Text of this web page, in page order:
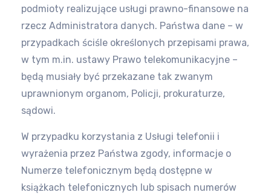
podmioty realizujące usługi prawno-finansowe na
rzecz Administratora danych. Państwa dane – w
przypadkach ściśle określonych przepisami prawa,
w tym m.in. ustawy Prawo telekomunikacyjne –
będą musiały być przekazane tak zwanym
uprawnionym organom, Policji, prokuraturze,
sądowi.
W przypadku korzystania z Usługi telefonii i
wyrażenia przez Państwa zgody, informacje o
Numerze telefonicznym będą dostępne w
książkach telefonicznych lub spisach numerów